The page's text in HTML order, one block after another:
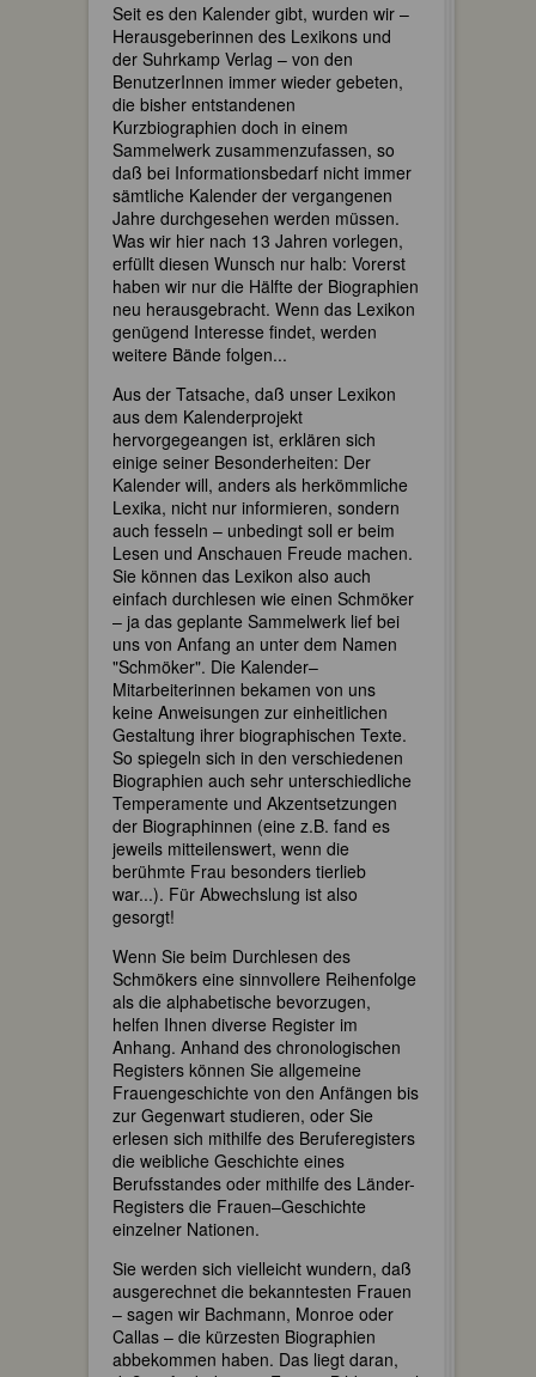
Seit es den Kalender gibt, wurden wir –
Herausgeberinnen des Lexikons und
der Suhrkamp Verlag – von den
BenutzerInnen immer wieder gebeten,
die bisher entstandenen
Kurzbiographien doch in einem
Sammelwerk zusammenzufassen, so
daß bei Informationsbedarf nicht immer
sämtliche Kalender der vergangenen
Jahre durchgesehen werden müssen.
Was wir hier nach 13 Jahren vorlegen,
erfüllt diesen Wunsch nur halb: Vorerst
haben wir nur die Hälfte der Biographien
neu herausgebracht. Wenn das Lexikon
genügend Interesse findet, werden
weitere Bände folgen...
Aus der Tatsache, daß unser Lexikon
aus dem Kalenderprojekt
hervorgegeangen ist, erklären sich
einige seiner Besonderheiten: Der
Kalender will, anders als herkömmliche
Lexika, nicht nur informieren, sondern
auch fesseln – unbedingt soll er beim
Lesen und Anschauen Freude machen.
Sie können das Lexikon also auch
einfach durchlesen wie einen Schmöker
– ja das geplante Sammelwerk lief bei
uns von Anfang an unter dem Namen
"Schmöker". Die Kalender–
Mitarbeiterinnen bekamen von uns
keine Anweisungen zur einheitlichen
Gestaltung ihrer biographischen Texte.
So spiegeln sich in den verschiedenen
Biographien auch sehr unterschiedliche
Temperamente und Akzentsetzungen
der Biographinnen (eine z.B. fand es
jeweils mitteilenswert, wenn die
berühmte Frau besonders tierlieb
war...). Für Abwechslung ist also
gesorgt!
Wenn Sie beim Durchlesen des
Schmökers eine sinnvollere Reihenfolge
als die alphabetische bevorzugen,
helfen Ihnen diverse Register im
Anhang. Anhand des chronologischen
Registers können Sie allgemeine
Frauengeschichte von den Anfängen bis
zur Gegenwart studieren, oder Sie
erlesen sich mithilfe des Beruferegisters
die weibliche Geschichte eines
Berufsstandes oder mithilfe des Länder-
Registers die Frauen–Geschichte
einzelner Nationen.
Sie werden sich vielleicht wundern, daß
ausgerechnet die bekanntesten Frauen
– sagen wir Bachmann, Monroe oder
Callas – die kürzesten Biographien
abbekommen haben. Das liegt daran,